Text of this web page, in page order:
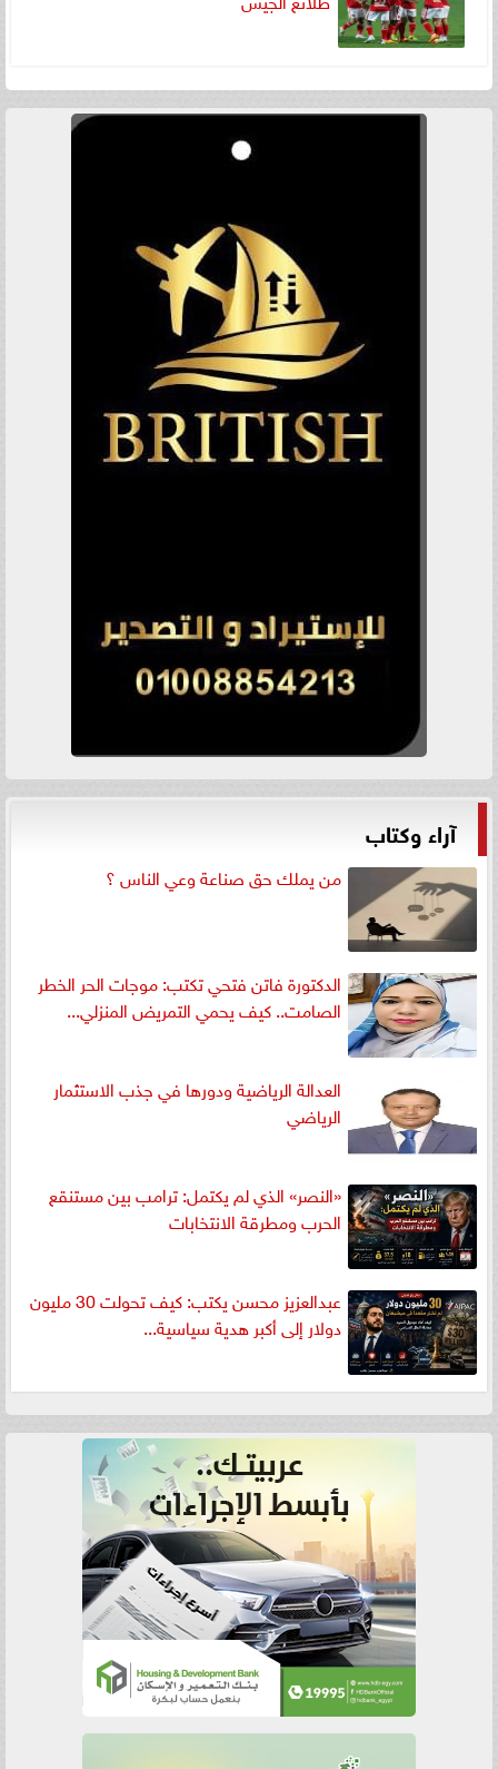
آراء وكتاب
من يملك حق صناعة وعي الناس ؟
الدكتورة فاتن فتحي تكتب: موجات الحر الخطر
الصامت.. كيف يحمي التمريض المنزلي...
العدالة الرياضية ودورها في جذب الاستثمار
الرياضي
«النصر» الذي لم يكتمل: ترامب بين مستنقع
الحرب ومطرقة الانتخابات
عبدالعزيز محسن يكتب: كيف تحولت 30 مليون
دولار إلى أكبر هدية سياسية...